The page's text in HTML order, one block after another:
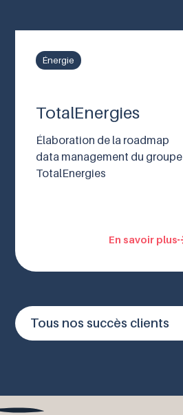
Énergie
TotalEnergies
Élaboration de la roadmap
data management du groupe
TotalEnergies
En savoir plus
Tous nos succès clients